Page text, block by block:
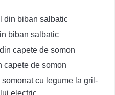
din biban salbatic
biban salbatic
capete de somon
capete de somon
somonat cu legume la gril-
electric